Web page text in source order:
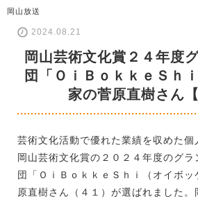
岡山放送
2024.08.21
岡山芸術文化賞２４年度
団「ＯｉＢｏｋｋｅＳｈ
家の菅原直樹さん【
芸術文化活動で優れた業績を収めた個
岡山芸術文化賞の２０２４年度のグラ
団「ＯｉＢｏｋｋｅＳｈｉ（オイボ
原直樹さん（４１）が選ばれました